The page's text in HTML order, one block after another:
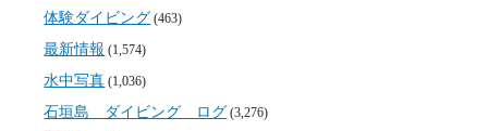
体験ダイビング (463)
最新情報 (1,574)
水中写真 (1,036)
石垣島 ダイビング ログ (3,276)